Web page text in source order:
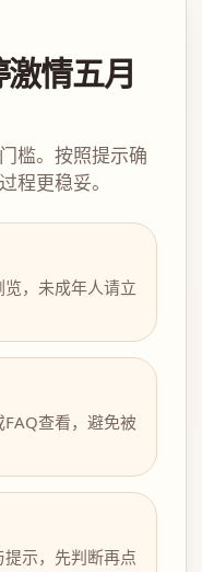
情五月
槛。按照提示确
程更稳妥。
，未成年人请立
查看，避免被
示，先判断再点